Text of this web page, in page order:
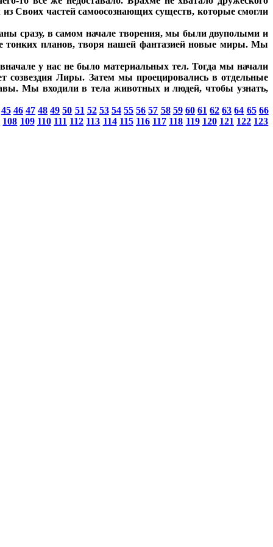
Своих частей самоосознающих существ, которые смогли
сразу, в самом начале творения, мы были двуполыми и
тонких планов, творя нашей фантазией новые миры. Мы
у нас не было материальных тел. Тогда мы начали
созвездия Лиры. Затем мы проецировались в отдельные
Мы входили в тела животных и людей, чтобы узнать,
45 46 47 48 49 50 51 52 53 54 55 56 57 58 59 60 61 62 63 64 65 66
108 109 110 111 112 113 114 115 116 117 118 119 120 121 122 123